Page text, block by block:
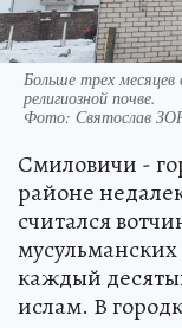
Больше трех
религиозной почве.
Фото: Святослав
Смиловичи -
районе
считался
каждый
ислам. В